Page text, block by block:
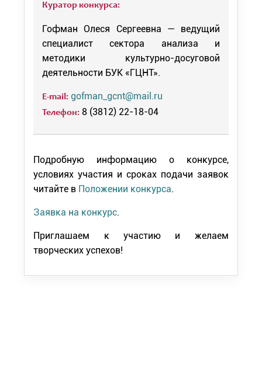
Куратор конкурса:
Гофман Олеся Сергеевна — ведущий
специалист сектора анализа и
методики культурно-досуговой
деятельности БУК «ГЦНТ».
E-mail: gofman_gcnt@mail.ru
Телефон: 8 (3812) 22-18-04
Подробную информацию о конкурсе,
условиях участия и сроках подачи заявок
читайте в Положении конкурса.
Заявка на конкурс.
Приглашаем к участию и желаем
творческих успехов!